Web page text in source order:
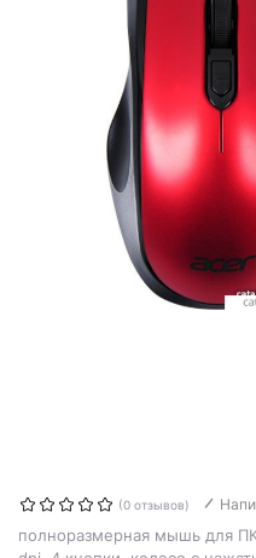
(0 отзывов)
полноразмерная мышь для